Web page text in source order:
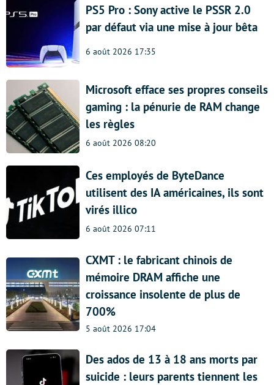
PS5 Pro : Sony active le PSSR 2.0
par défaut via une mise à jour bêta
6 août 2026 17:35
Microsoft efface ses propres conseils
gaming : la pénurie de RAM change
les règles
6 août 2026 08:20
Ces employés de ByteDance
utilisent des IA américaines, ils sont
virés illico
6 août 2026 07:11
CXMT : le fabricant chinois de
mémoire DRAM affiche une
croissance insolente de plus de
700%
5 août 2026 17:04
Des ados de 13 à 18 ans morts par
suicide : leurs parents tiennent les